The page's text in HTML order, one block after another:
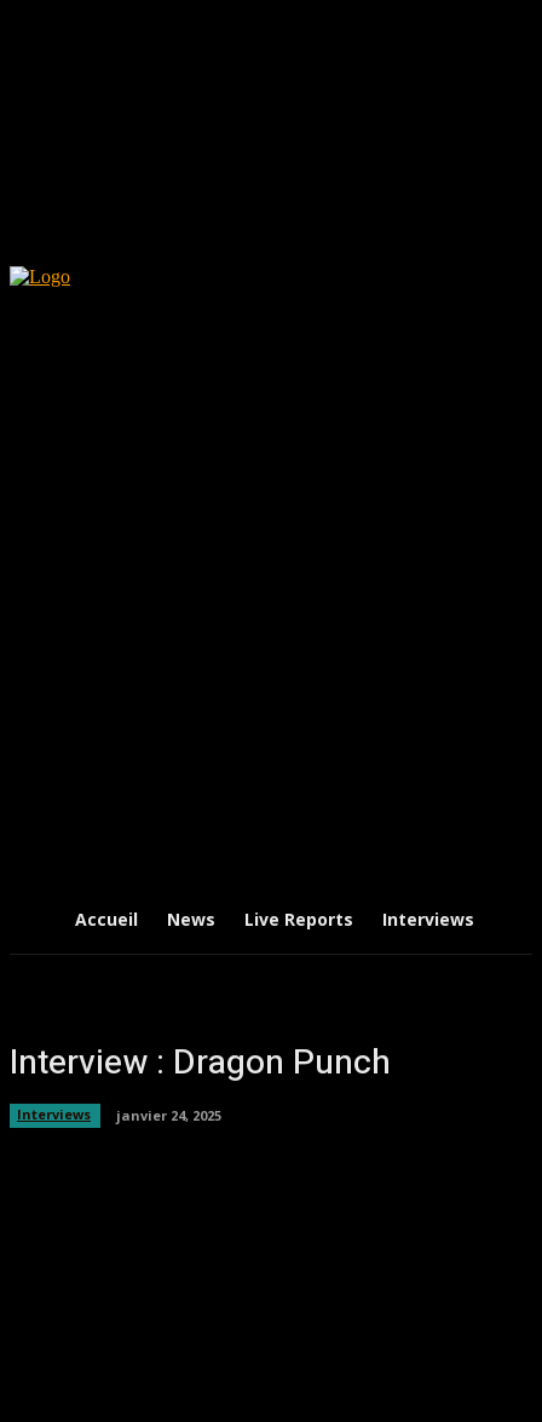
Accueil News Live Reports Interviews
Interview : Dragon Punch
Interviews janvier 24, 2025